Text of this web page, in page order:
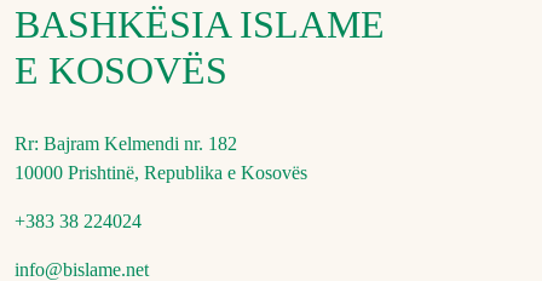
BASHKËSIA ISLAME
E KOSOVËS
Rr: Bajram Kelmendi nr. 182
10000 Prishtinë, Republika e Kosovës
+383 38 224024
info@bislame.net